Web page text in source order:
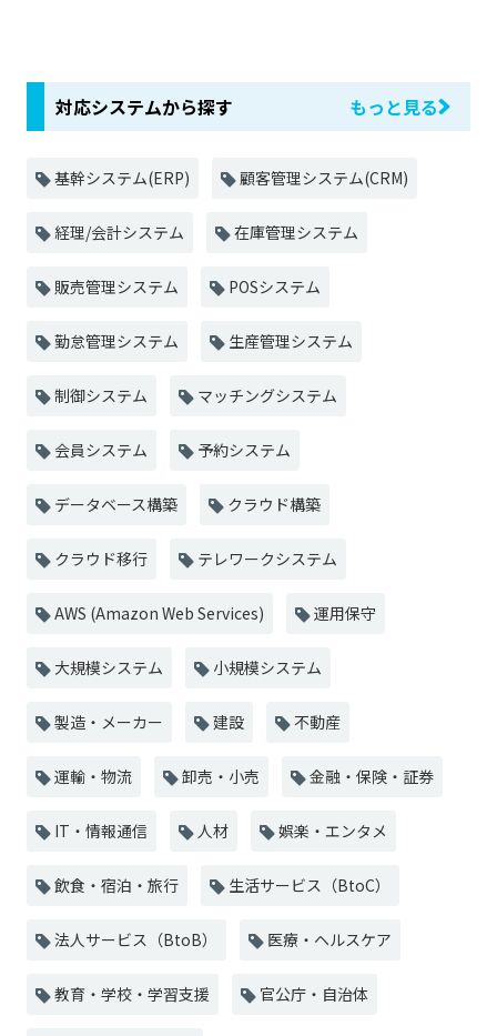
対応システムから探す もっと見る
基幹システム(ERP) 顧客管理システム(CRM)
経理/会計システム 在庫管理システム
販売管理システム POSシステム
勤怠管理システム 生産管理システム
制御システム マッチングシステム
会員システム 予約システム
データベース構築 クラウド構築
クラウド移行 テレワークシステム
AWS (Amazon Web Services) 運用保守
大規模システム 小規模システム
製造・メーカー 建設 不動産
運輸・物流 卸売・小売 金融・保険・証券
IT・情報通信 人材 娯楽・エンタメ
飲食・宿泊・旅行 生活サービス（BtoC）
法人サービス（BtoB） 医療・ヘルスケア
教育・学校・学習支援 官公庁・自治体